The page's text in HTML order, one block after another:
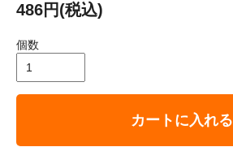
486円(税込)
個数
カートに入れる